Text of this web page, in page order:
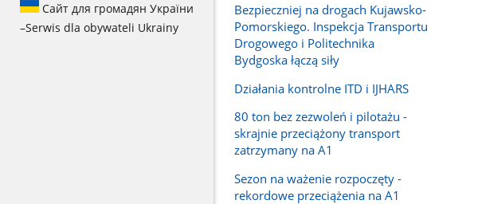
Сайт для громадян України
–Serwis dla obywateli Ukrainy
Bezpieczniej na drogach Kujawsko-
Pomorskiego. Inspekcja Transportu
Drogowego i Politechnika
Bydgoska łączą siły
Działania kontrolne ITD i IJHARS
80 ton bez zezwoleń i pilotażu -
skrajnie przeciążony transport
zatrzymany na A1
Sezon na ważenie rozpoczęty -
rekordowe przeciążenia na A1